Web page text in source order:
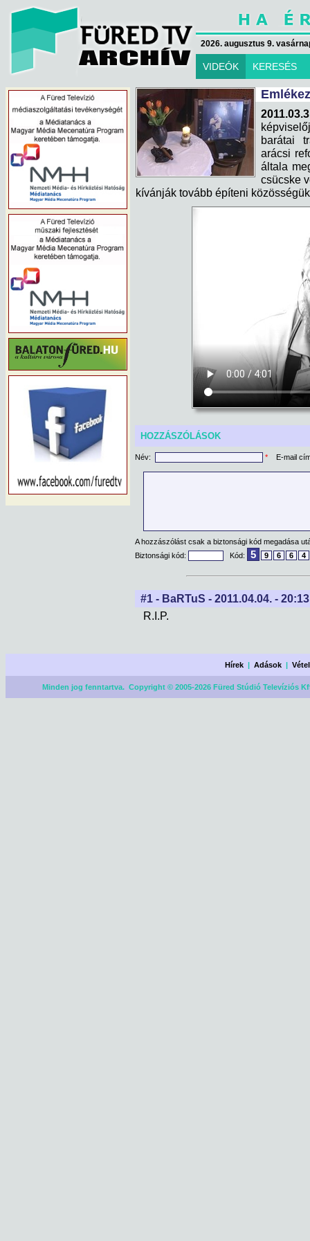
2026. augusztus 9.
VIDEÓK KERESÉS
barátai
arácsi
általa
csücske
kívánják tovább építeni
HOZZÁSZÓLÁSOK
Név: * E-mail
A hozzászólást csak a biztonsági kód megadása
Biztonsági kód:
Kód: 5 9 6 6 4
#1 - BaRTuS - 2011.04.04. -
R.I.P.
Hírek |Adások |
Minden jog fenntartva. Copyright © 2005-2026 Füred Stúdió Televíziós